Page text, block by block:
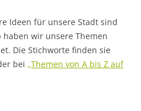
Ideen für unsere Stadt sind
wir unsere Themen
Die Stichworte finden sie
bei „Themen von A bis Z auf